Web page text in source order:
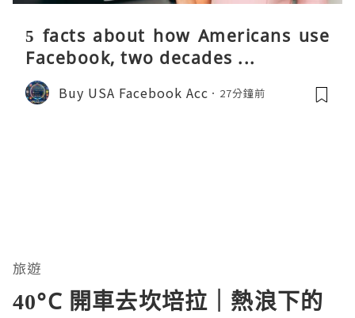
5 facts about how Americans use
Facebook, two decades ...
Buy USA Facebook Acc 27分鐘前
旅遊
40°C 開車去坎培拉｜熱浪下的